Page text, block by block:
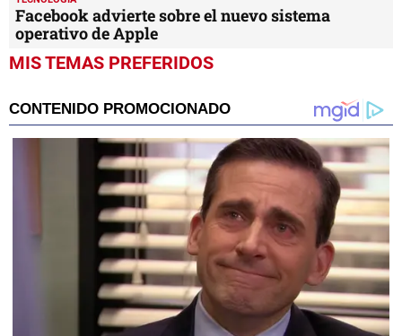
Facebook advierte sobre el nuevo sistema
operativo de Apple
MIS TEMAS PREFERIDOS